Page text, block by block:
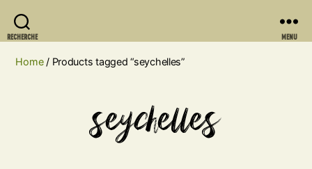
RECHERCHE MENU
Home/ Products tagged “seychelles”
seychelles